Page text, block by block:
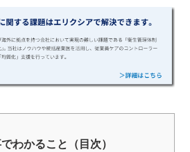
わかること（目次）